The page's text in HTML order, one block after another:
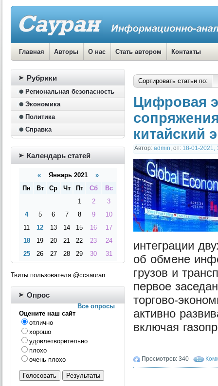
Главная Авторы О нас Стать автором Контакты
Сортировать статьи по:
Цифровая
китайский
Автор: admin, от: 18-01-2021,
интеграции
об обмене
грузов и
первое
торгово-
активно
включая
Просмотров: 340
Рубрики
Региональная безопасность
Экономика
Политика
Справка
Календарь статей
«Январь 2021 »
Пн
Вт Ср Чт Пт Сб
Вс
1
2
3
4
5 6 7 8 9
10
11
12 13 14 15 16
17
18
19 20 21 22 23
24
25
26 27 28 29 30 31
Твиты пользователя @ccsauran
Опрос
Все опросы
Оцените наш сайт
отлично
хорошо
удовлетворительно
плохо
очень плохо
Голосовать Результаты